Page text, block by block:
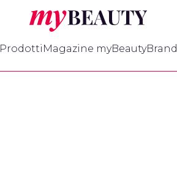
myBeauty
Prodotti Magazine myBeautyBrand